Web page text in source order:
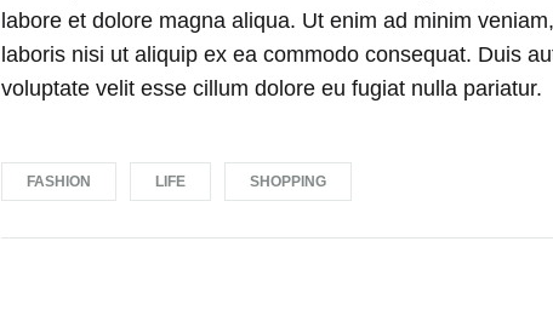
labore et dolore magna aliqua. Ut enim ad minim
laboris nisi ut aliquip ex ea commodo consequat. Duis
voluptate velit esse cillum dolore eu fugiat nulla pariatur.
FASHION LIFE SHOPPING